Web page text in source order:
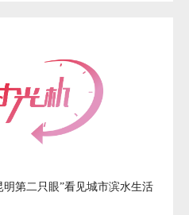
第二只眼”看见城市滨水生活